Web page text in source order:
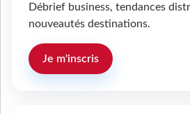
Débrief business, tendances
nouveautés destinations.
Je m'inscris